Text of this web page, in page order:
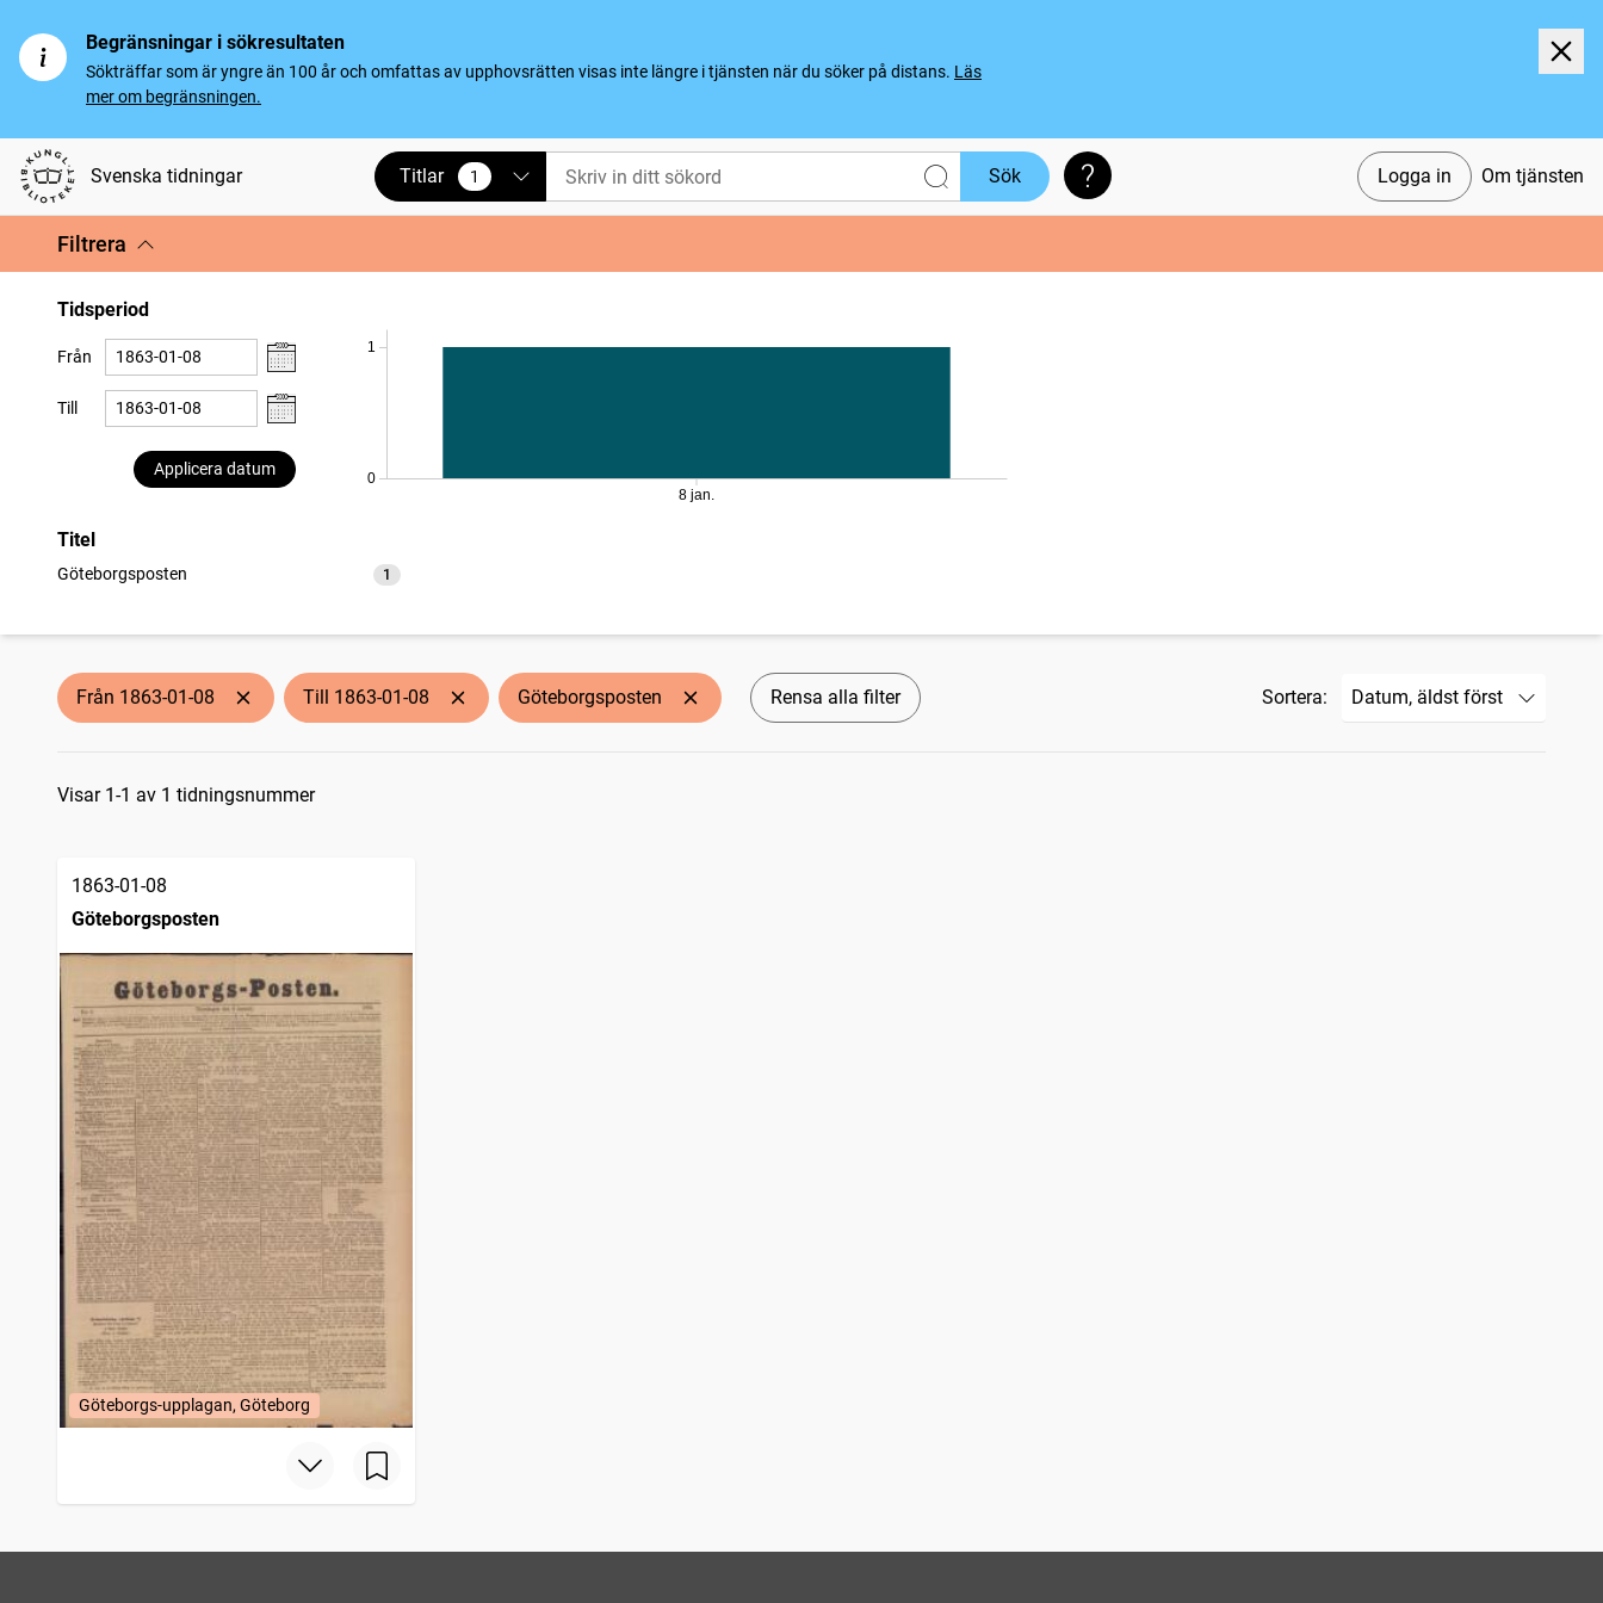
Begränsningar i sökresultaten
Sökträffar som är yngre än 100 år och omfattas av upphovsrätten visas inte längre i tjänsten när du söker på distans. Läs
mer om begränsningen.
Svenska tidningar Logga in Om tjänsten
Titlar 1
vald Sök Söktips
Filtrera
Tidsperiod
Från
Till
Applicera datum
0
1
8 jan.
Titel
Göteborgsposten 1
träffar
Från 1863-01-08 Till 1863-01-08 Göteborgsposten Rensa alla filter Sortera:
Sökresultat
Visar 1-1 av 1 tidningsnummer
1863-01-08
Göteborgsposten
Göteborgs-upplagan, Göteborg